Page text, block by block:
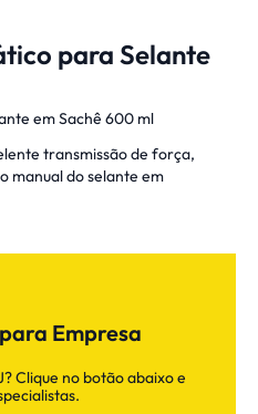
para Selante
em Sachê 600 ml
transmissão de força,
manual do selante em
Empresa
Clique no botão abaixo e